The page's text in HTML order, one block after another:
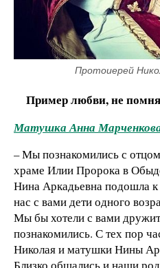
Протоиерей
Пример любви, не
Матушка Анна
– Мы познакомились с
храме Илии Пророка в
Нина Аркадьевна подошла
нас с вами дети одного
Мы бы хотели с вами
познакомились. С тех пор
Николая и матушки Нины